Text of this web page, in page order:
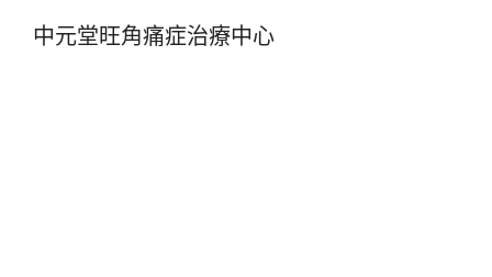
中元堂旺角痛症治療中心